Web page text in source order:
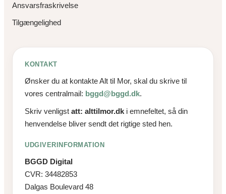
Ansvarsfraskrivelse
Tilgængelighed
KONTAKT
Ønsker du at kontakte Alt til Mor, skal du skrive til
vores centralmail: bggd@bggd.dk.
Skriv venligst att: alttilmor.dk i emnefeltet, så din
henvendelse bliver sendt det rigtige sted hen.
UDGIVERINFORMATION
BGGD Digital
CVR: 34482853
Dalgas Boulevard 48